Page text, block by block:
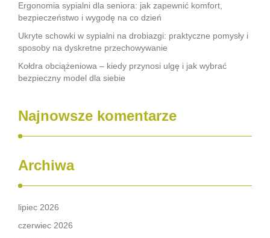
Ergonomia sypialni dla seniora: jak zapewnić komfort,
bezpieczeństwo i wygodę na co dzień
Ukryte schowki w sypialni na drobiazgi: praktyczne pomysły i
sposoby na dyskretne przechowywanie
Kołdra obciążeniowa – kiedy przynosi ulgę i jak wybrać
bezpieczny model dla siebie
Najnowsze komentarze
Archiwa
lipiec 2026
czerwiec 2026